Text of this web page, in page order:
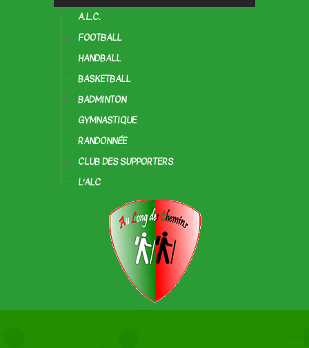
A.L.C.
FOOTBALL
HANDBALL
BASKETBALL
BADMINTON
GYMNASTIQUE
RANDONNÉE
CLUB DES SUPPORTERS
L'ALC